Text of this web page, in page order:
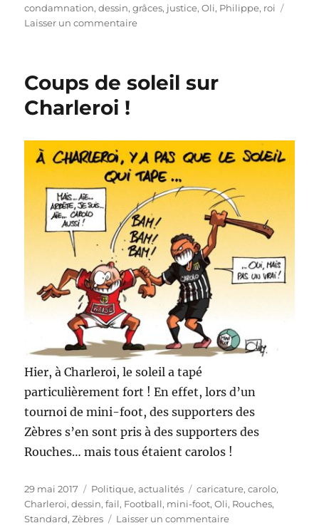
le
condamnation,dessin,grâces, justice,Oli, Philippe, roi
Laisser un commentairesur
et
!
Coups de soleil sur
Charleroi !
Hier, à Charleroi, le soleil a tapé
particulièrement fort ! En effet, lors d’un
tournoi de mini-foot, des supporters des
Zèbres s’en sont pris à des supporters des
Rouches… mais tous étaient carolos !
Publié
le
29 mai 2017 Catégories
Politique, actualités Étiquettes
caricature,carolo,
Charleroi,dessin,fail, Football, mini-foot,Oli, Rouches,
Standard,Zèbres Laisser un commentairesur